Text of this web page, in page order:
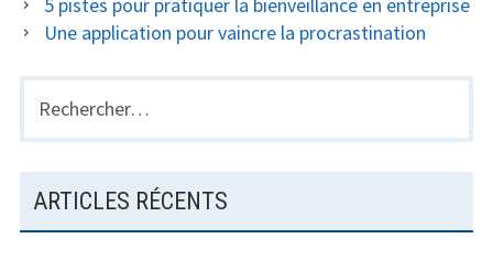
Une application pour vaincre la procrastination
Rechercher :
ARTICLES RÉCENTS